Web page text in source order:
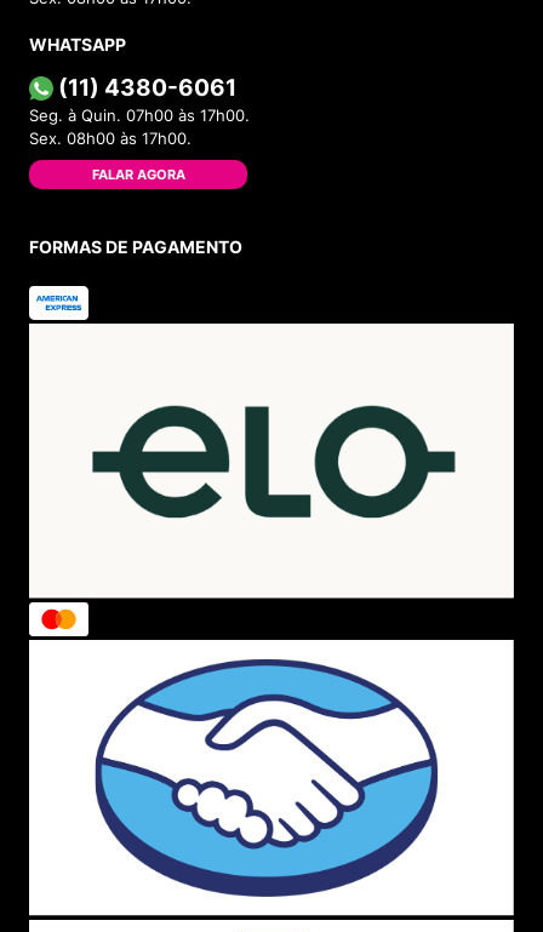
WHATSAPP
(11) 4380-6061
Seg. à Quin. 07h00 às 17h00.
Sex. 08h00 às 17h00.
FALAR AGORA
FORMAS DE PAGAMENTO